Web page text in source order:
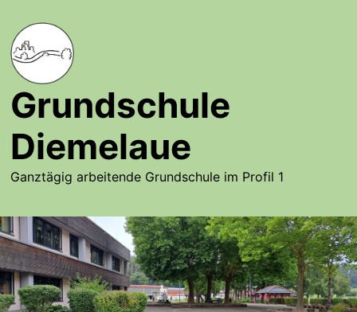
Inhalt
Grundschule
Diemelaue
Ganztägig arbeitende Grundschule im Profil 1